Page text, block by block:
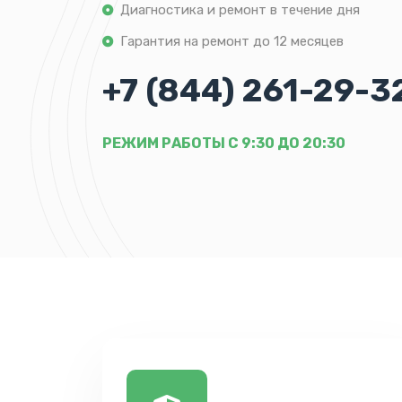
Диагностика и ремонт в течение дня
Гарантия на ремонт до 12 месяцев
+7 (844) 261-29-
РЕЖИМ РАБОТЫ С 9:30 ДО 20:30